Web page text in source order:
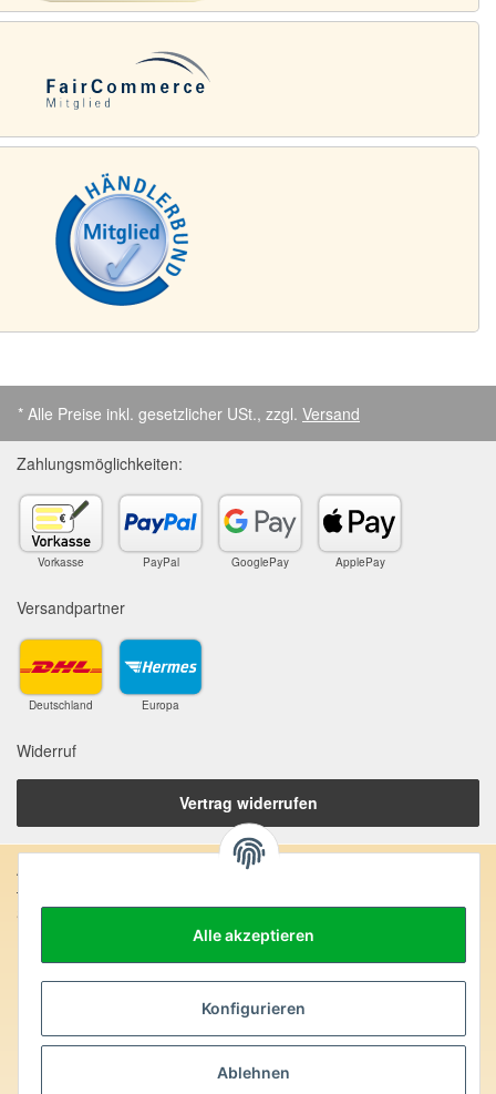
Alle akzeptieren
Konfigurieren
Ablehnen
* Alle Preise inkl. gesetzlicher USt., zzgl. Versand
Zahlungsmöglichkeiten:
Vorkasse PayPal GooglePay ApplePay
Versandpartner
Deutschland Europa
Widerruf
Vertrag widerrufen
Anschrift:
SteinZeitOase
besondere Kräfte und Eigenschaften zugeordnet. Wir weisen